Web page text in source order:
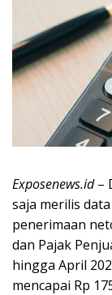
Exposenews.id–
saja merilis
penerimaan
dan Pajak
hingga April
mencapai Rp